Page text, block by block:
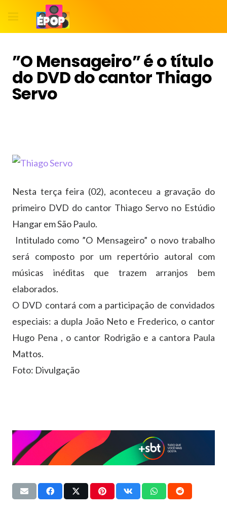
”O Mensageiro” é o título
do DVD do cantor Thiago
Servo
Nesta terça feira (02), aconteceu a gravação do
primeiro DVD do cantor Thiago Servo no Estúdio
Hangar em São Paulo.
Intitulado como ”O Mensageiro” o novo trabalho
será composto por um repertório autoral com
músicas inéditas que trazem arranjos bem
elaborados.
O DVD contará com a participação de convidados
especiais: a dupla João Neto e Frederico, o cantor
Hugo Pena , o cantor Rodrigão e a cantora Paula
Mattos.
Foto: Divulgação